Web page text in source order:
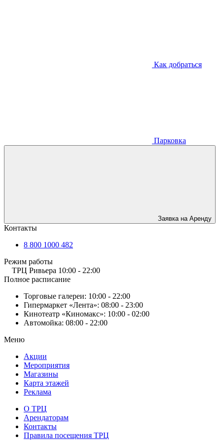
Как добраться
Парковка
Заявка на Аренду
Контакты
8 800 1000 482
Режим работы
ТРЦ Ривьера 10:00 - 22:00
Полное расписание
Торговые галереи: 10:00 - 22:00
Гипермаркет «Лента»: 08:00 - 23:00
Кинотеатр «Киномакс»: 10:00 - 02:00
Автомойка: 08:00 - 22:00
Меню
Акции
Мероприятия
Магазины
Карта этажей
Реклама
О ТРЦ
Арендаторам
Контакты
Правила посещения ТРЦ